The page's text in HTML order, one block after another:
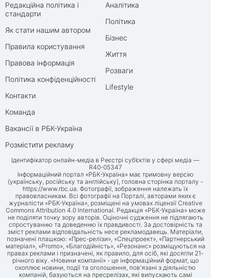
Редакційна політика і
стандарти
Як стати нашим автором
Правила користування
Правова інформація
Політика конфіденційності
Контакти
Команда
Вакансії в РБК-Україна
Розмістити рекламу
Аналітика
Політика
Бізнес
Життя
Розваги
Lifestyle
Ідентифікатор онлайн-медіа в Реєстрі суб’єктів у сфері медіа —
R40-05347
Інформаційний портал «РБК-Україна» має тримовну версію
(українську, російську та англійську), головна сторінка порталу -
https://www.rbc.ua. Фотографії, зображення належать їх
правовласникам. Всі фотографії на Порталі, авторами яких є
журналісти «РБК-Україна», розміщені на умовах ліцензії Creative
Commons Attribution 4.0 International. Редакція «РБК-Україна» може
не поділяти точку зору авторів. Оціночні судження не підлягають
спростуванню та доведенню їх правдивості. За достовірність та
зміст реклами відповідальність несе рекламодавець. Матеріали,
позначені плашкою: «Прес-релізи», «Спецпроект», «Партнерський
матеріал», «Promo», «Благодійність», «Резонанс» розміщуються на
правах реклами і призначені, як правило, для осіб, які досягли 21-
річного віку. «Новини компанії» - це інформаційний формат, що
охоплює новини, події та оголошення, пов'язані з діяльністю
компаній, базуються на пресрелізах, які випускають самі